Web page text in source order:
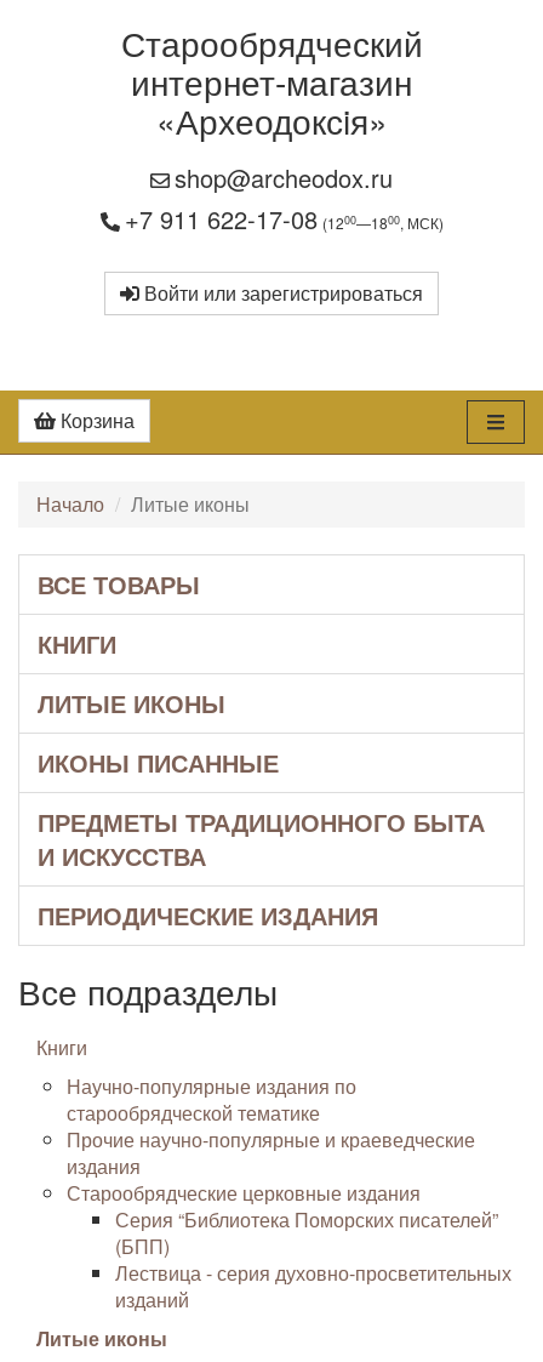
Старообрядческий
интернет-магазин
«Археодоксiя»
shop@archeodox.ru
+7 911 622-17-08 (1200—1800, МСК)
Войти или зарегистрироваться
Корзина
Начало Литые иконы
ВСЕ ТОВАРЫ
КНИГИ
ЛИТЫЕ ИКОНЫ
ИКОНЫ ПИСАННЫЕ
ПРЕДМЕТЫ ТРАДИЦИОННОГО БЫТА
И ИСКУССТВА
ПЕРИОДИЧЕСКИЕ ИЗДАНИЯ
Все подразделы
Книги
Научно-популярные издания по
старообрядческой тематике
Прочие научно-популярные и краеведческие
издания
Старообрядческие церковные издания
Серия “Библиотека Поморских писателей”
(БПП)
Лествица - серия духовно-просветительных
изданий
Литые иконы